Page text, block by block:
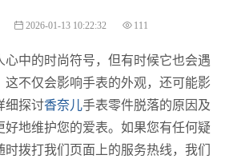
2026-01-13 10:22:32 111
心中的时尚符号，但有时候它也会遇
这不仅会影响手表的外观，还可能影
细探讨香奈儿手表零件脱落的原因及
好地维护您的爱表。如果您有任何疑
时拨打我们页面上的服务热线，我们